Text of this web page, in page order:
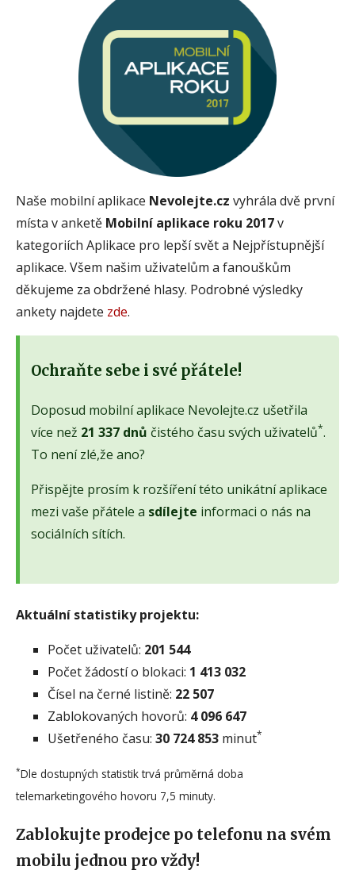
Naše mobilní aplikace Nevolejte.cz vyhrála dvě první
místa v anketě Mobilní aplikace roku 2017v
kategoriích Aplikace pro lepší svět a Nejpřístupnější
aplikace. Všem našim uživatelům a fanouškům
děkujeme za obdržené hlasy. Podrobné výsledky
ankety najdete zde.
Ochraňte sebe i své přátele!
Doposud mobilní aplikace Nevolejte.cz ušetřila
více než 21 337 dnů čistého času svých uživatelů*.
To není zlé,že ano?
Přispějte prosím k rozšíření této unikátní aplikace
mezi vaše přátele a sdílejte informaci o nás na
sociálních sítích.
Aktuální statistiky projektu:
Počet uživatelů: 201 544
Počet žádostí o blokaci: 1 413 032
Čísel na černé listině: 22 507
Zablokovaných hovorů: 4 096 647
Ušetřeného času: 30 724 853 minut*
*Dle dostupných statistik trvá průměrná doba
telemarketingového hovoru 7,5 minuty.
Zablokujte prodejce po telefonu na svém
mobilu jednou pro vždy!